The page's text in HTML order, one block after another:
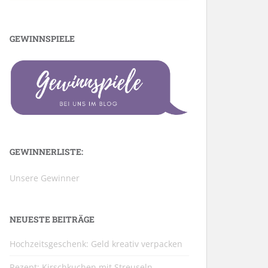
GEWINNSPIELE
GEWINNERLISTE:
Unsere Gewinner
NEUESTE BEITRÄGE
Hochzeitsgeschenk: Geld kreativ verpacken